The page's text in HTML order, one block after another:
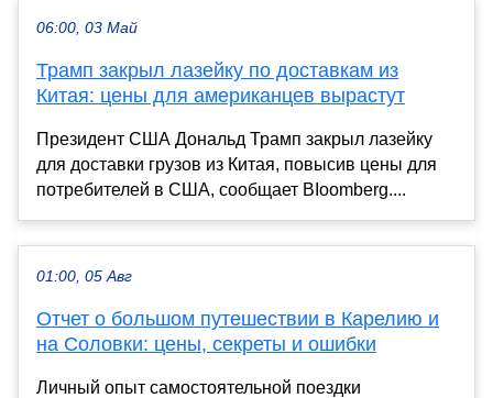
06:00, 03 Май
Трамп закрыл лазейку по доставкам из
Китая: цены для американцев вырастут
Президент США Дональд Трамп закрыл лазейку
для доставки грузов из Китая, повысив цены для
потребителей в США, сообщает BIoomberg....
01:00, 05 Авг
Отчет о большом путешествии в Карелию и
на Соловки: цены, секреты и ошибки
Личный опыт самостоятельной поездки